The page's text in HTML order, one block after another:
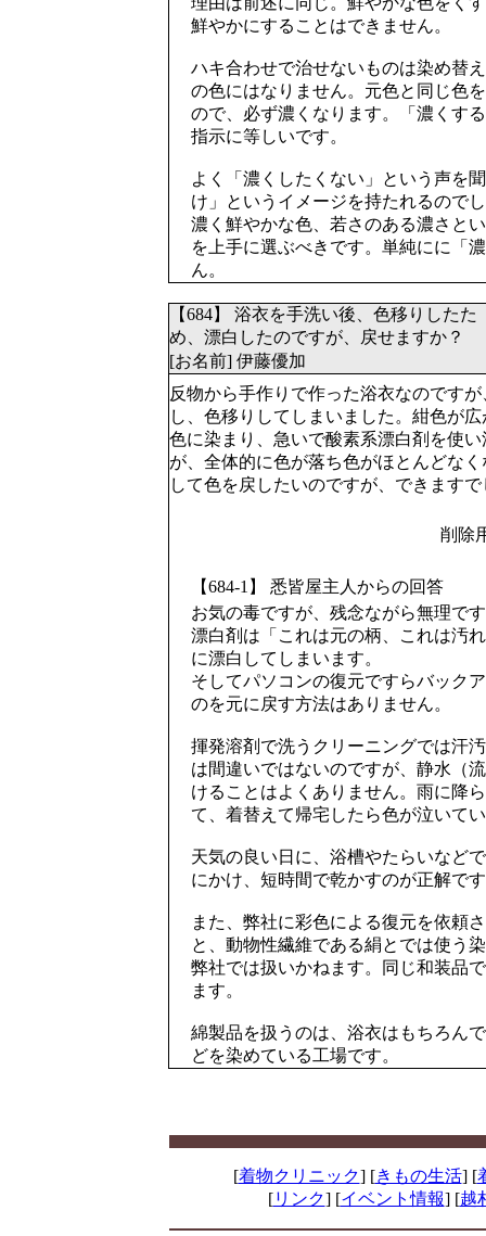
鮮やかにすることはできません。
ハキ合わせで治せないものは染め替
の色にはなりません。元色と同じ色
ので、必ず濃くなります。「濃くす
指示に等しいです。
よく「濃くしたくない」という声を
け」というイメージを持たれるので
濃く鮮やかな色、若さのある濃さと
を上手に選ぶべきです。単純にに「
ん。
【684】 浴衣を手洗い後、色移りしたた
め、漂白したのですが、戻せますか？
[お名前] 伊藤優加
反物から手作りで作った浴衣なのです
し、色移りしてしまいました。紺色が
色に染まり、急いで酸素系漂白剤を使
が、全体的に色が落ち色がほとんどな
して色を戻したいのですが、できます
削除
【684-1】 悉皆屋主人からの回答
お気の毒ですが、残念ながら無理で
漂白剤は「これは元の柄、これは汚
に漂白してしまいます。
そしてパソコンの復元ですらバック
のを元に戻す方法はありません。
揮発溶剤で洗うクリーニングでは汗
は間違いではないのですが、静水（
けることはよくありません。雨に降
て、着替えて帰宅したら色が泣いて
天気の良い日に、浴槽やたらいなど
にかけ、短時間で乾かすのが正解で
また、弊社に彩色による復元を依頼
と、動物性繊維である絹とでは使う
弊社では扱いかねます。同じ和装品
ます。
綿製品を扱うのは、浴衣はもちろん
どを染めている工場です。
[着物クリニック] [きもの生活] [
[リンク] [イベント情報] [越